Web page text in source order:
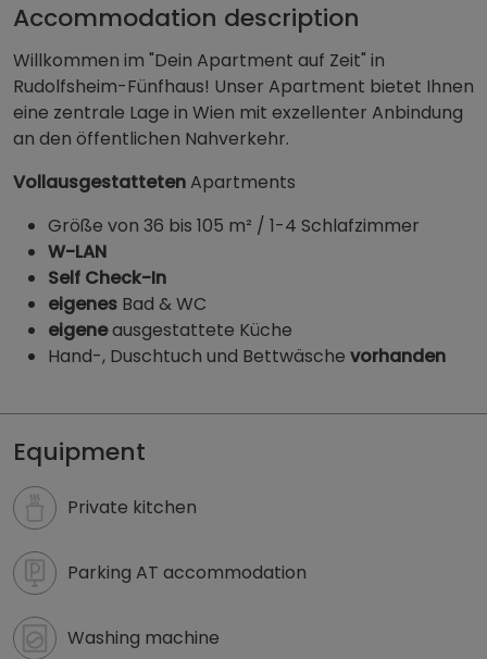
Accommodation description
Willkommen im "Dein Apartment auf Zeit" in
Rudolfsheim-Fünfhaus! Unser Apartment bietet Ihnen
eine zentrale Lage in Wien mit exzellenter Anbindung
an den öffentlichen Nahverkehr.
VollausgestattetenApartments
Größe von 36 bis 105 m² / 1-4 Schlafzimmer
W-LAN
Self Check-In
eigenes Bad & WC
eigeneausgestattete Küche
Hand-, Duschtuch und Bettwäsche vorhanden
Equipment
Private kitchen
Parking AT accommodation
Washing machine